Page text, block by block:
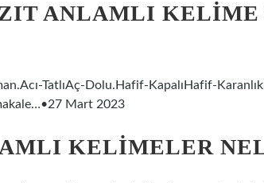
ANLAMLI KELIME
TatlıAç-Dolu.Hafif-KapalıHafif-
Mart 2023
KELIMELER